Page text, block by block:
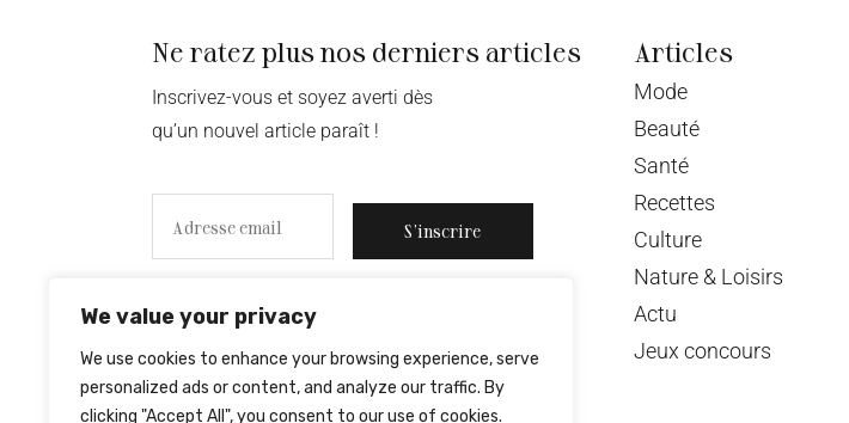
We value your privacy
We use cookies to enhance your browsing experience, serve
personalized ads or content, and analyze our traffic. By
clicking "Accept All", you consent to our use of cookies.
Ne ratez plus nos derniers articles
Inscrivez-vous et soyez averti dès
qu’un nouvel article paraît !
S’inscrire
Articles
Mode
Beauté
Santé
Recettes
Culture
Nature & Loisirs
Actu
Jeux concours